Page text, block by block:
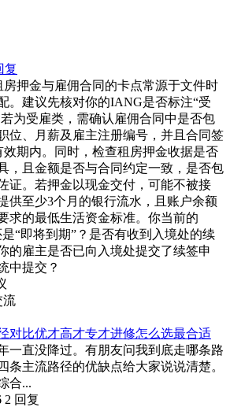
复
押金与雇佣合同的卡点常源于文件时
。建议先核对你的IANG是否标注“受
为受雇类，需确认雇佣合同中是否包
位、月薪及雇主注册编号，并且合同签
期内。同时，检查租房押金收据是否
，且金额是否与合同约定一致，是否包
证。若押金以现金交付，可能不被接
供至少3个月的银行流水，且账户余额
求的最低生活资金标准。你当前的
“即将到期”？是否有收到入境处的续
的雇主是否已向入境处提交了续签申
中提交？
流
对比优才高才专才进修怎么选最合适
一直没降过。有朋友问我到底走哪条路
条主流路径的优缺点给大家说说清楚。
合...
2 回复